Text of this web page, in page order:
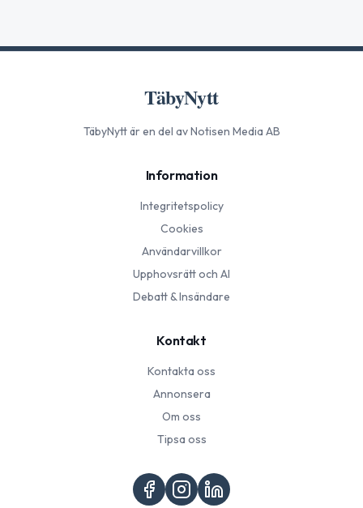
TäbyNytt
TäbyNyttär en del av Notisen Media AB
Information
Integritetspolicy
Cookies
Användarvillkor
Upphovsrätt och AI
Debatt & Insändare
Kontakt
Kontakta oss
Annonsera
Om oss
Tipsa oss